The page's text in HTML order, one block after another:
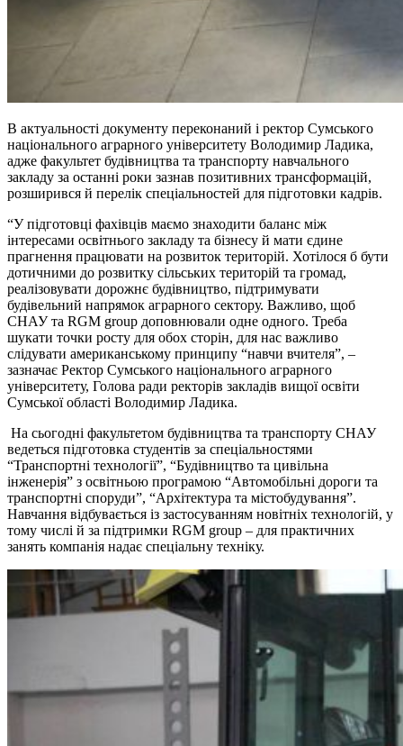
В актуальності документу переконаний і ректор Сумського
національного аграрного університету Володимир Ладика,
адже факультет будівництва та транспорту навчального
закладу за останні роки зазнав позитивних трансформацій,
розширився й перелік спеціальностей для підготовки кадрів.
“У підготовці фахівців маємо знаходити баланс між
інтересами освітнього закладу та бізнесу й мати єдине
прагнення працювати на розвиток територій. Хотілося б бути
дотичними до розвитку сільських територій та громад,
реалізовувати дорожнє будівництво, підтримувати
будівельний напрямок аграрного сектору. Важливо, щоб
СНАУ та RGM group доповнювали одне одного. Треба
шукати точки росту для обох сторін, для нас важливо
слідувати американському принципу “навчи вчителя”, –
зазначає Ректор Сумського національного аграрного
університету, Голова ради ректорів закладів вищої освіти
Сумської області Володимир Ладика.
На сьогодні факультетом будівництва та транспорту СНАУ
ведеться підготовка студентів за спеціальностями
“Транспортні технології”, “Будівництво та цивільна
інженерія” з освітньою програмою “Автомобільні дороги та
транспортні споруди”, “Архітектура та містобудування”.
Навчання відбувається із застосуванням новітніх технологій, у
тому числі й за підтримки RGM group – для практичних
занять компанія надає спеціальну техніку.